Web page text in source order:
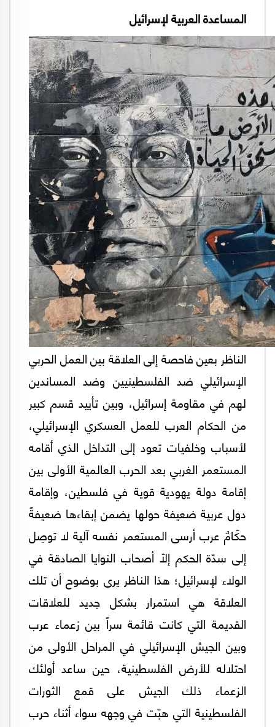
المساعدة العربية لإسرائيل
الناظر بعين فاحصة إلى العلاقة بين العمل الحربي
الإسرائيلي ضد الفلسطينيين وضد المساندين
لهم في مقاومة إسرائيل، وبين تأييد قسم كبير
من الحكام العرب للعمل العسكري الإسرائيلي،
لأسباب وخلفيات تعود إلى التداخل الذي أقامه
المستعمر الغربي بعد الحرب العالمية الأولى بين
إقامة دولة يهودية قوية في فلسطين، وإقامة
دول عربية ضعيفة حولها يضمن إبقاءها ضعيفةً
حكّامٌ عرب أرسى المستعمر نفسه آلية لا توصِل
إلى سدّة الحكم إلّا أصحاب النوايا الصادقة في
الولاء لإسرائيل؛ هذا الناظر يرى بوضوح أن تلك
العلاقة هي استمرار بشكل جديد للعلاقات
القديمة التي كانت قائمة سراً بين زعماء عرب
وبين الجيش الإسرائيلي في المراحل الأولى من
احتلاله للأرض الفلسطينية، حين ساعد أولئك
الزعماء ذلك الجيش على قمع الثورات
الفلسطينية التي هبّت في وجهه سواء أثناء حرب